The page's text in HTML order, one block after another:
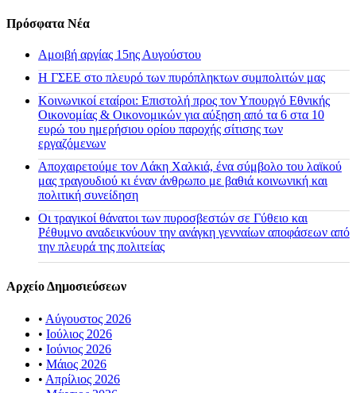
Πρόσφατα Νέα
Αμοιβή αργίας 15ης Αυγούστου
H ΓΣΕΕ στο πλευρό των πυρόπληκτων συμπολιτών μας
Κοινωνικοί εταίροι: Επιστολή προς τον Υπουργό Εθνικής
Οικονομίας & Οικονομικών για αύξηση από τα 6 στα 10
ευρώ του ημερήσιου ορίου παροχής σίτισης των
εργαζόμενων
Αποχαιρετούμε τον Λάκη Χαλκιά, ένα σύμβολο του λαϊκού
μας τραγουδιού κι έναν άνθρωπο με βαθιά κοινωνική και
πολιτική συνείδηση
Οι τραγικοί θάνατοι των πυροσβεστών σε Γύθειο και
Ρέθυμνο αναδεικνύουν την ανάγκη γενναίων αποφάσεων από
την πλευρά της πολιτείας
Αρχείο Δημοσιεύσεων
• Αύγουστος 2026
• Ιούλιος 2026
• Ιούνιος 2026
• Μάιος 2026
• Απρίλιος 2026